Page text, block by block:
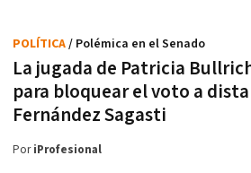
La jugada de Patricia
para bloquear el voto a
Fernández Sagasti
POLÍTICA/ Polémica en el Senado
PoriProfesional